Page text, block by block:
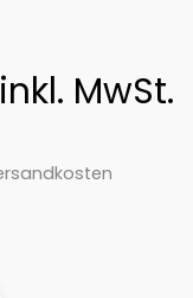
inkl. MwSt.